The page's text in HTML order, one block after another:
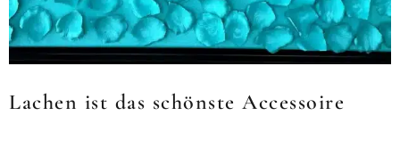
Lachen ist das schönste Accessoire